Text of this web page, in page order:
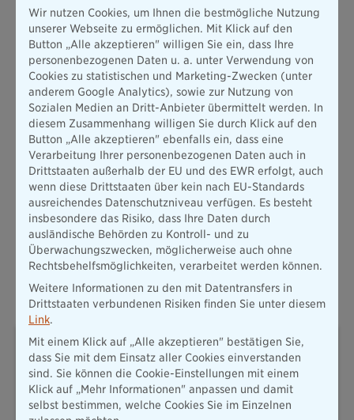
MediApp-Versicherte können die telemedizinischen
Leistungen der Medgate-App unbegrenzt in Anspruch
nehmen.
Die Nutzung telemedizinischer Leistungen über die Medgate-
App ist simpel: Versicherte geben ihre Beschwerden über ihr
Smartphone in die App ein und erhalten umgehend eine
Empfehlung, ob eine Tele-Beratung oder ein persönlicher
Hausarztbesuch ratsam ist. Bei Bedarf vereinbaren Nutzer
einen Termin in der App und werden im Rahmen einer
persönlichen Video-Sprechstunde von einem Facharzt
beraten. Auf Basis der Sprechstunde kann der Arzt einen
individuellen Behandlungsplan festlegen.
Der Beitrag von 9,80 Euro gilt pro Monat und unabhängig von
sonstigen Versicherungsprodukten. Eine vorherige
Gesundheitsprüfung gibt es nicht. Kinder sind bis 16 Jahre
kostenfrei mitversichert. Der Tarif kann monatlich gekündigt
werden.
Wolfgang Zdral
Pressesprecher
Thomas-Dehler-Str. 25
Wir nutzen Cookies, um Ihnen die bestmögliche Nutzung
unserer Webseite zu ermöglichen. Mit Klick auf den
Button „Alle akzeptieren" willigen Sie ein, dass Ihre
personenbezogenen Daten u. a. unter Verwendung von
Cookies zu statistischen und Marketing-Zwecken (unter
anderem Google Analytics), sowie zur Nutzung von
Sozialen Medien an Dritt-Anbieter übermittelt werden. In
diesem Zusammenhang willigen Sie durch Klick auf den
Button „Alle akzeptieren" ebenfalls ein, dass eine
Verarbeitung Ihrer personenbezogenen Daten auch in
Drittstaaten außerhalb der EU und des EWR erfolgt, auch
wenn diese Drittstaaten über kein nach EU-Standards
ausreichendes Datenschutzniveau verfügen. Es besteht
insbesondere das Risiko, dass Ihre Daten durch
ausländische Behörden zu Kontroll- und zu
Überwachungszwecken, möglicherweise auch ohne
Rechtsbehelfsmöglichkeiten, verarbeitet werden können.
Weitere Informationen zu den mit Datentransfers in
Drittstaaten verbundenen Risiken finden Sie unter diesem
Link.
Mit einem Klick auf „Alle akzeptieren" bestätigen Sie,
dass Sie mit dem Einsatz aller Cookies einverstanden
sind. Sie können die Cookie-Einstellungen mit einem
Klick auf „Mehr Informationen" anpassen und damit
selbst bestimmen, welche Cookies Sie im Einzelnen